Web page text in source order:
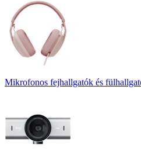
Mikrofonos fejhallgatók és